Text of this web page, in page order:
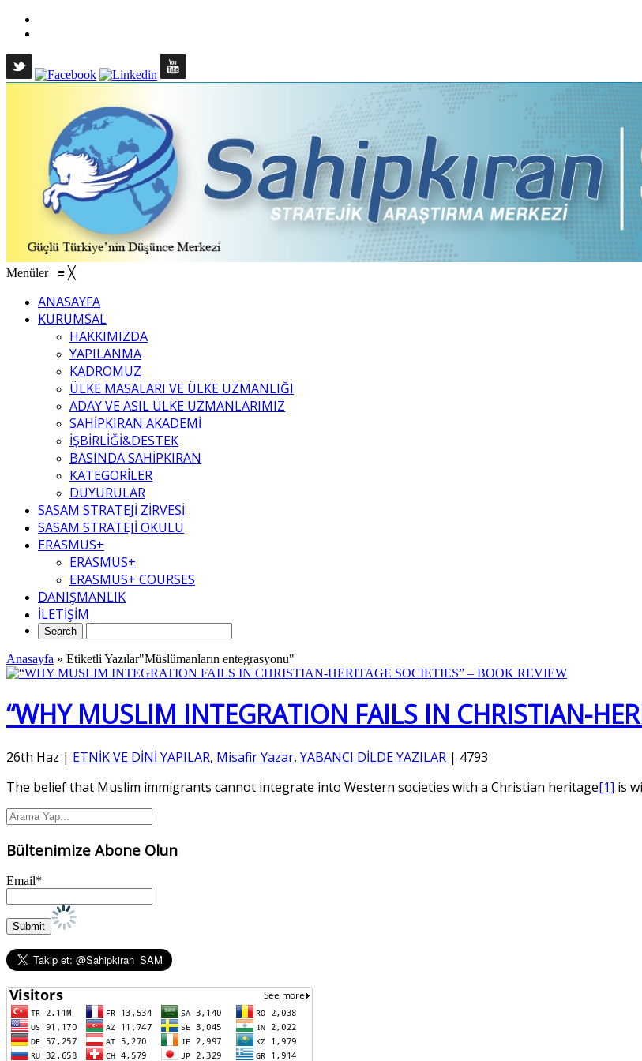
Menüler ≡ ╳
ANASAYFA
KURUMSAL
HAKKIMIZDA
YAPILANMA
KADROMUZ
ÜLKE MASALARI VE ÜLKE UZMANLIĞI
ADAY VE ASIL ÜLKE UZMANLARIMIZ
SAHİPKIRAN AKADEMİ
İŞBİRLİĞİ&DESTEK
BASINDA SAHİPKIRAN
KATEGORİLER
DUYURULAR
SASAM STRATEJİ ZİRVESİ
SASAM STRATEJİ OKULU
ERASMUS+
ERASMUS+
ERASMUS+ COURSES
DANIŞMANLIK
İLETİŞİM
Anasayfa » Etiketli Yazılar"Müslümanların entegrasyonu"
“WHY MUSLIM INTEGRATION FAILS IN CHRISTIAN-
26th Haz | ETNİK VE DİNİ YAPILAR, Misafir Yazar, YABANCI DİLDE YAZILAR | 4793
The belief that Muslim immigrants cannot integrate into Western societies with a Christian heritage[1] is
Bültenimize Abone Olun
Email*